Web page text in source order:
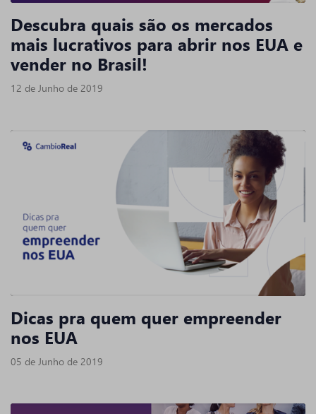
Descubra quais são os mercados
mais lucrativos para abrir nos EUA e
vender no Brasil!
12 de Junho de 2019
Dicas pra quem quer empreender
nos EUA
05 de Junho de 2019